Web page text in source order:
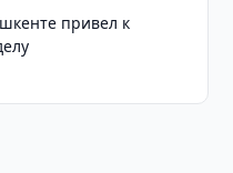
привел к